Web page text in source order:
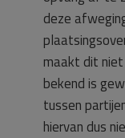
deze
maakt dit niet
bekend is
tussen
hiervan dus